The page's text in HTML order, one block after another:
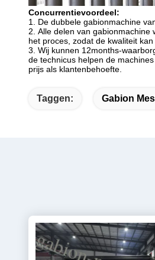
Concurrentievoordeel:
1. De dubbele gabionmachine
2. Alle delen van gabionmachine
het proces, zodat de kwaliteit kan
3. Wij kunnen 12months-
de technicus helpen de
prijs als klantenbehoefte.
Taggen: Gabion